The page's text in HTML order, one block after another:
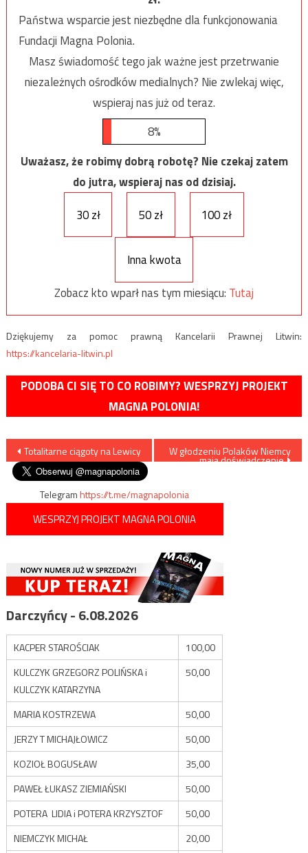
Państwa wsparcie jest niezbędne dla funkcjonowania
Fundacji Magna Polonia.
Masz świadomość tego jak ważne jest przetrwanie
niezależnych ośrodków medialnych? Nie zwlekaj więc,
wspieraj nas już od teraz.
8%
Uważasz, że robimy dobrą robotę? Nie czekaj zatem
do jutra, wspieraj nas od dzisiaj.
30 zł
50 zł 100 zł
Inna kwota
Zobacz kto wparł nas tym miesiącu: Tutaj
Dziękujemy za pomoc prawną Kancelarii Prawnej Litwin:
https://kancelaria-litwin.pl
PODOBA CI SIĘ TO CO ROBIMY? WESPRZYJ PROJEKT
MAGNA POLONIA!
Nawigacja
wpisu
Totalitarne ciągoty na Lewicy W głodzeniu Polaków Niemcy
mają doświadczenie
Telegramhttps://t.me/magnapolonia
WESPRZYJ PROJEKT MAGNA POLONIA
Darczyńcy - 6.08.2026
KACPER STAROŚCIAK
100,00
KULCZYK GRZEGORZ POLIŃSKA i
KULCZYK KATARZYNA
50,00
MARIA KOSTRZEWA
50,00
JERZY T MICHAJŁOWICZ
50,00
KOZIOŁ BOGUSŁAW
35,00
PAWEŁ ŁUKASZ ZIEMIAŃSKI
50,00
POTERA LIDIA i POTERA KRZYSZTOF
50,00
NIEMCZYK MICHAŁ
20,00